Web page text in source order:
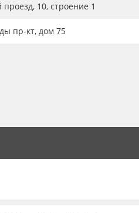
10, строение 1
пр-кт, дом 75